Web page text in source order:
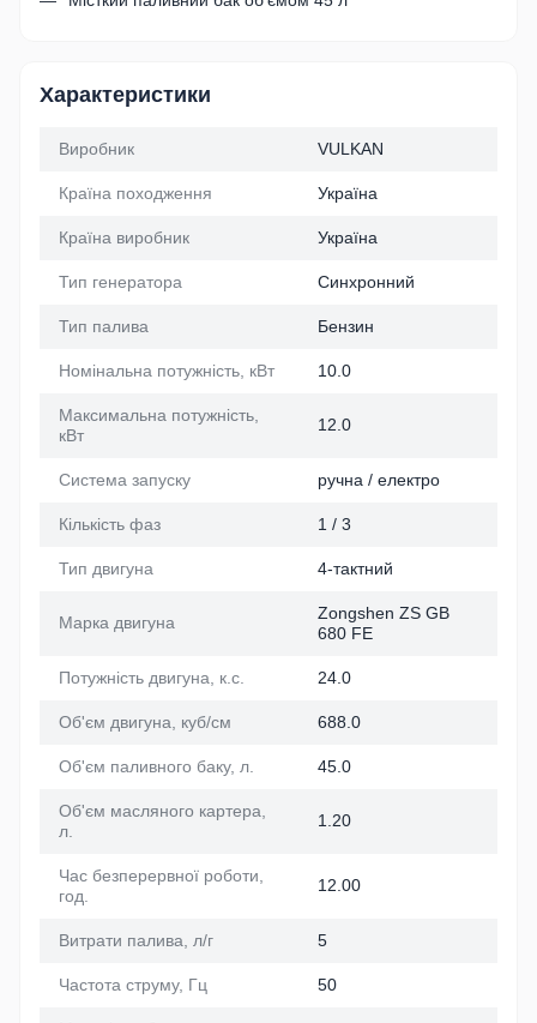
Характеристики
Виробник VULKAN
Країна походження Україна
Країна виробник Україна
Тип генератора Синхронний
Тип палива Бензин
Номінальна потужність, кВт 10.0
Максимальна потужність,
кВт
12.0
Система запуску ручна / електро
Кількість фаз 1 / 3
Тип двигуна 4-тактний
Марка двигуна
Zongshen ZS GB
680 FE
Потужність двигуна, к.с. 24.0
Об'єм двигуна, куб/см 688.0
Об'єм паливного баку, л. 45.0
Об'єм масляного картера,
л.
1.20
Час безперервної роботи,
год.
12.00
Витрати палива, л/г 5
Частота струму, Гц 50